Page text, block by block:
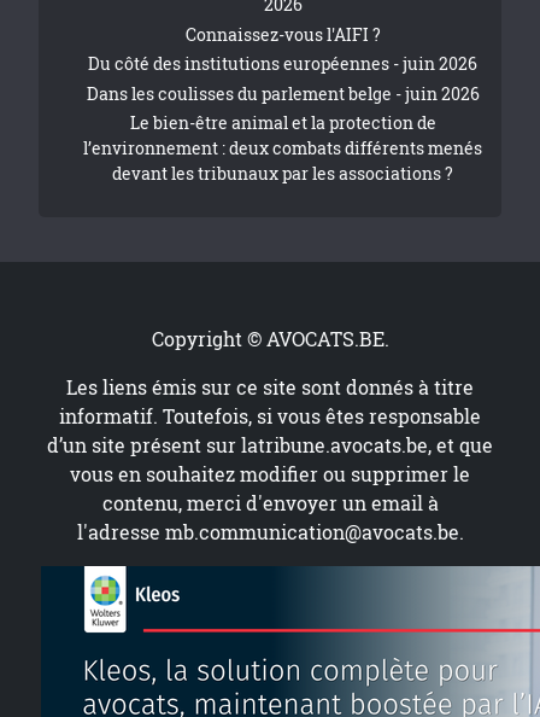
Connaissez-vous l'AIFI ?
Du côté des institutions européennes - juin 2026
Dans les coulisses du parlement belge - juin 2026
Le bien-être animal et la protection de
l’environnement : deux combats différents menés
devant les tribunaux par les associations ?
Copyright © AVOCATS.BE.
Les liens émis sur ce site sont donnés à titre
informatif. Toutefois, si vous êtes responsable
d’un site présent surlatribune.avocats.be, et que
vous en souhaitez modifier ou supprimer le
contenu, merci d'envoyer un email à
l'adresse mb.communication@avocats.be.